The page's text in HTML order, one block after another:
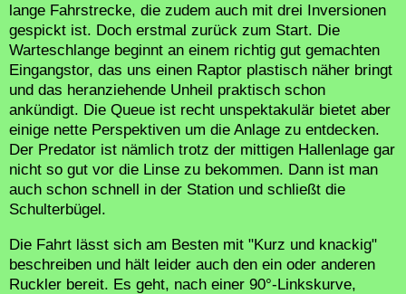
lange Fahrstrecke, die zudem auch mit drei Inversionen
gespickt ist. Doch erstmal zurück zum Start. Die
Warteschlange beginnt an einem richtig gut gemachten
Eingangstor, das uns einen Raptor plastisch näher bringt
und das heranziehende Unheil praktisch schon
ankündigt. Die Queue ist recht unspektakulär bietet aber
einige nette Perspektiven um die Anlage zu entdecken.
Der Predator ist nämlich trotz der mittigen Hallenlage gar
nicht so gut vor die Linse zu bekommen. Dann ist man
auch schon schnell in der Station und schließt die
Schulterbügel.
Die Fahrt lässt sich am Besten mit "Kurz und knackig"
beschreiben und hält leider auch den ein oder anderen
Ruckler bereit. Es geht, nach einer 90°-Linkskurve,